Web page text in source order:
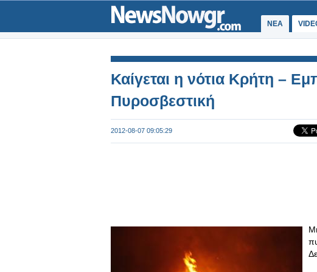
ΝΕΑ
Καίγεται η νότια Κρήτη –
Πυροσβεστική
2012-08-07 09:05:29